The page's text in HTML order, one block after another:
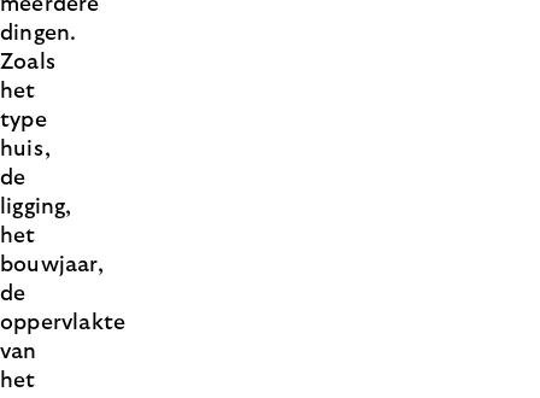
meerdere
dingen.
Zoals
het
type
huis,
de
ligging,
het
bouwjaar,
de
oppervlakte
van
het